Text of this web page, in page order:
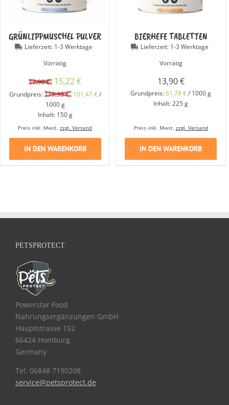
GRÜNLIPPMUSCHEL PULVER
Lieferzeit: 1-3 Werktage
Vorrätig
17,90€ Ursprünglicher
Preis
war:
17,90 €
15,22€Aktueller
Preis
Grundpreis:119,33€ 101,47€/
1000 g
Inhalt: 150g
Preis inkl. Mwst,zzgl. Versand
IN DEN WARENKORB
BIERHEFE TABLETTEN
Lieferzeit: 1-3 Werktage
Vorrätig
13,90€
Grundpreis:61,78€/ 1000g
Inhalt: 225g
Preis inkl. Mwst, zzgl. Versand
IN DEN WARENKORB
PETSPROTECT
Powerstar Food
Nahrungsergänzungen GmbH
Hauptstrasse 152
66424 Homburg
Germany
Tel: 06848 7190208
service@petsprotect.de